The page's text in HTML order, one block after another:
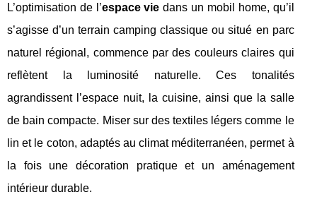
L’optimisation de l’espace vie dans un mobil home, qu’il
s’agisse d’un terrain camping classique ou situé en parc
naturel régional, commence par des couleurs claires qui
reflètent la luminosité naturelle. Ces tonalités
agrandissent l’espace nuit, la cuisine, ainsi que la salle
de bain compacte. Miser sur des textiles légers comme le
lin et le coton, adaptés au climat méditerranéen, permet à
la fois une décoration pratique et un aménagement
intérieur durable.